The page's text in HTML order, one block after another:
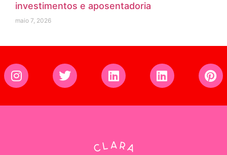
investimentos e aposentadoria
maio 7, 2026